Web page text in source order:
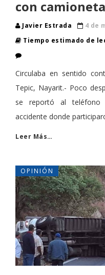
con
Javier Estrada
4 de
Tiempo estimado de
Circulaba en sentido
Tepic, Nayarit.- Poco
se reportó al teléfono
accidente donde
Leer Más…
OPINIÓN